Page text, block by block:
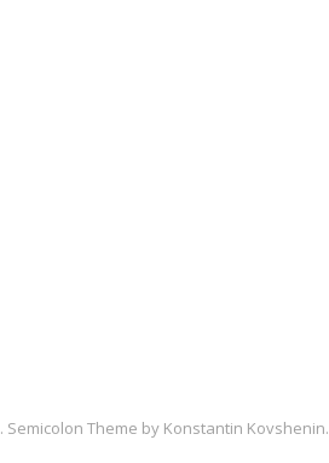
. Semicolon Theme by Konstantin Kovshenin.